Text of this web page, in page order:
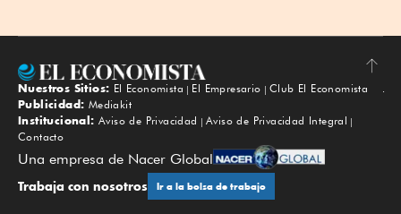
Subir
Nuestros Sitios: El Economista El Empresario
Club El Economista
Publicidad: Mediakit
Institucional: Aviso de Privacidad
Aviso de Privacidad Integral
Contacto
Una empresa de Nacer Global
Trabaja con nosotros Ir a la bolsa de trabajo